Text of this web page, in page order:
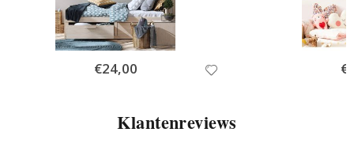
Special
Price
€24,00
Klantenreviews